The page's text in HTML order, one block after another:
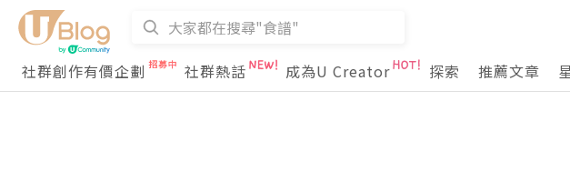
社群創作有價企劃 社群熱話 成為U Creator 探索 推薦文章